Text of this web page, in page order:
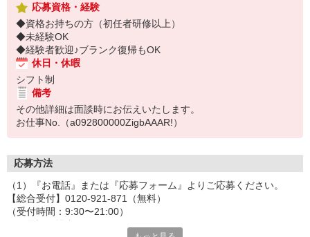
応募資格・経験
◆資格お持ちの方（初任者研修以上）
◆未経験OK
◆経験者歓迎♪ブランク復帰もOK
休日・休暇
シフト制
備考
その他詳細は面談時にお伝えいたします。
お仕事No.（a092800000ZigbAAAR!）
応募方法
（1）『お電話』または『応募フォーム』よりご応募ください。
【総合受付】0120-921-871（無料）
（受付時間：9:30〜21:00）